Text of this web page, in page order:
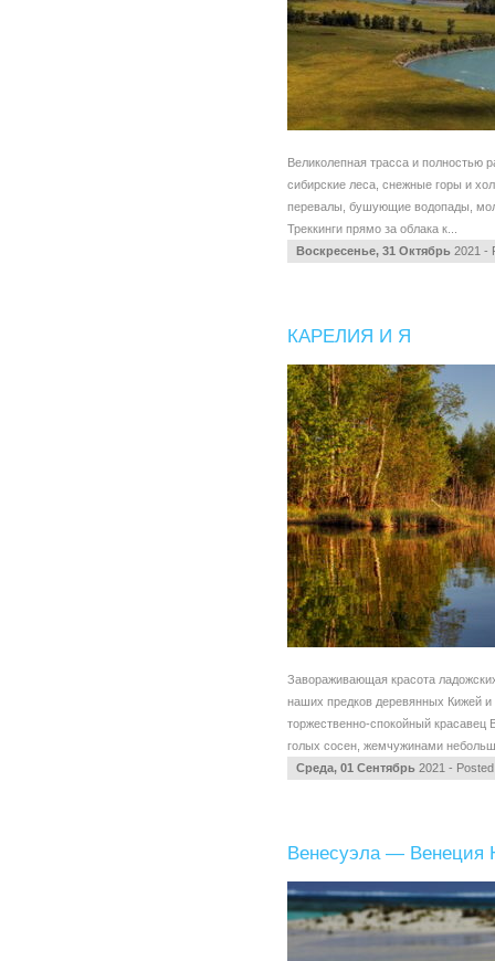
Великолепная трасса и полностью
сибирские леса, снежные горы и
перевалы, бушующие водопады,
Треккинги прямо за облака к...
Воскресенье, 31 Октябрь2021 -
КАРЕЛИЯ И Я
Завораживающая красота
наших предков деревянных Кижей
торжественно-спокойный красавец
голых сосен, жемчужинами
Среда, 01 Сентябрь2021 -
Венесуэла — Венеция